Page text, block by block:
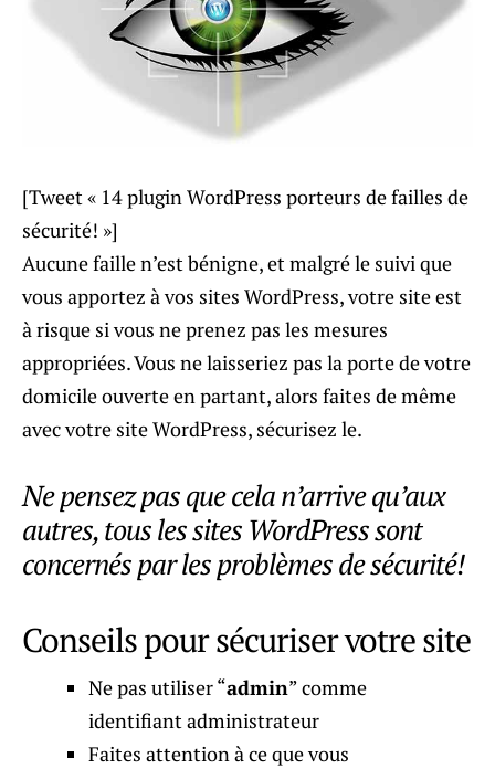
[Tweet « 14 plugin WordPress porteurs de failles de
sécurité! »]
Aucune faille n’est bénigne, et malgré le suivi que
vous apportez à vos sites WordPress, votre site est
à risque si vous ne prenez pas les mesures
appropriées. Vous ne laisseriez pas la porte de votre
domicile ouverte en partant, alors faites de même
avec votre site WordPress, sécurisez le.
Ne pensez pas que cela n’arrive qu’aux
autres, tous les sites WordPress sont
concernés par les problèmes de sécurité!
Conseils pour sécuriser votre site
Ne pas utiliser “admin” comme
identifiant administrateur
Faites attention à ce que vous